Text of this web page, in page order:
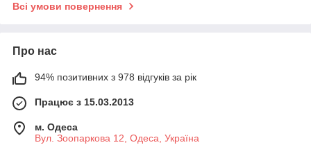
Всі умови повернення
Про нас
94% позитивних з 978 відгуків за рік
Працює з 15.03.2013
м. Одеса
Вул. Зоопаркова 12, Одеса, Україна